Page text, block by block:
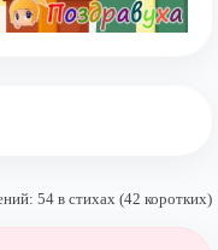
54 в стихах (42 коротких)